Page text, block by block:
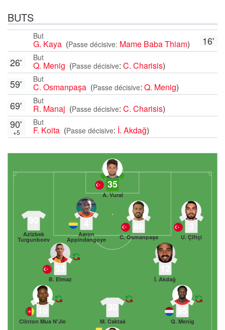
BUTS
16'
But
G. Kaya (Passe décisive: Mame Baba Thiam)
But
Q. Menig (Passe décisive: C. Charisis)
26'
But
C. Osmanpaşa (Passe décisive: Q. Menig)
59'
But
R. Manaj (Passe décisive: C. Charisis)
69'
But
F. Koita (Passe décisive: İ. Akdağ)
90'
+5
35
A. Vural
U. Çiftçi
C. Osmanpaşa
Aaron
Appindangoye
Azizbek
Turgunboev
İ. Akdağ
B. Elmaz
Q. Menig
M. Caktaš
Clinton Mua N'Jie